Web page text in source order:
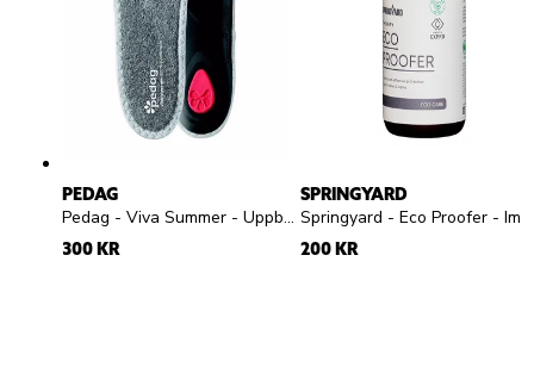
PEDAG
Pedag - Viva Summer - Uppbyggd frottésula
300 KR
SPRINGYARD
200 KR